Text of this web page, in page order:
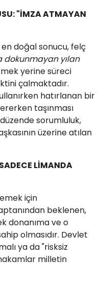
"İMZA ATMAYAN
en doğal sonucu, felç
dokunmayan yılan
yerine süreci
çalmaktadır.
hatırlanan bir
taşınması
sorumluluk,
üzerine atılan
LİMANDA
için
beklenen,
donanıma ve o
olmasıdır. Devlet
ya da "risksiz
milletin